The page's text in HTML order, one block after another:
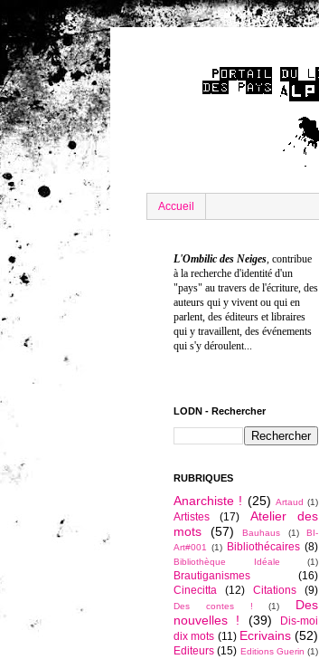
Accueil
L'Ombilic des Neiges, contribue
à la recherche d'identité d'un
"pays" au travers de l'écriture, des
auteurs qui y vivent ou qui en
parlent, des éditeurs et libraires
qui y travaillent, des événements
qui s'y déroulent...
LODN - Rechercher
RUBRIQUES
Anarchiste ! (25) Artaud (1)
Artistes (17)
Atelier des
mots
(57) Bauhaus (1)
BI-
Art#001 (1) Bibliothécaires (8)
Bibliothèque Idéale (1)
Brautiganismes
(16)
Cinecitta
(12) Citations (9)
Des contes ! (1)
Des
nouvelles !
(39)
Dis-moi
dix mots (11) Ecrivains (52)
Editeurs (15) Editions Guerin (1)